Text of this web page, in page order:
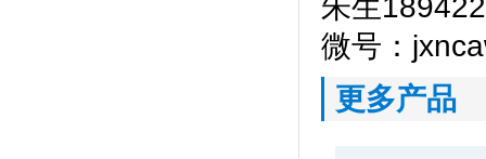
朱生
微号：
更多产品